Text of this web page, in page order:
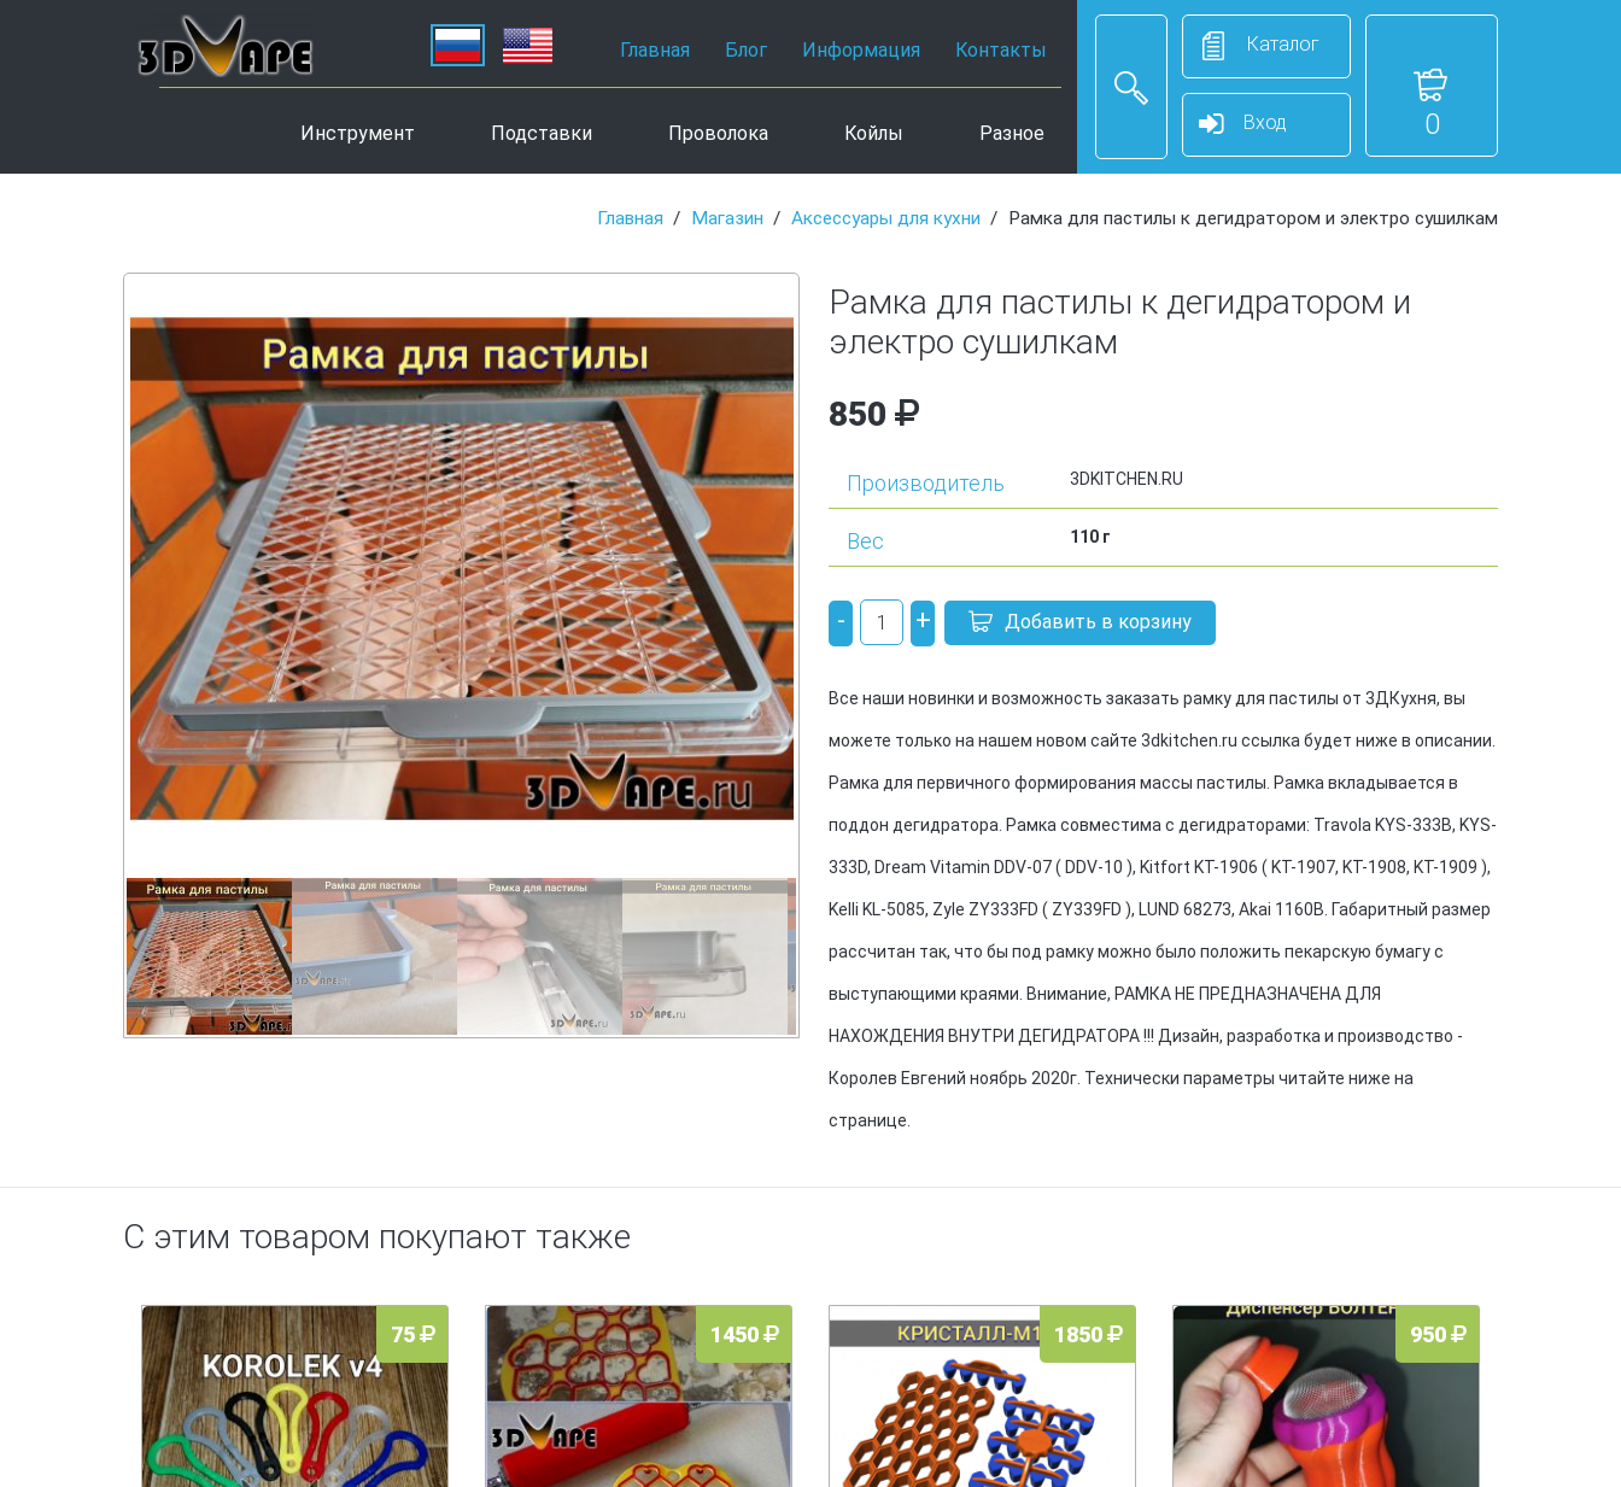
Главная Блог Информация Контакты
Инструмент Подставки Проволока Койлы Разное
Каталог
Вход 0
Главная Магазин Аксессуары для кухни Рамка для пастилы к дегидратором и электро сушилкам
Рамка для пастилы к дегидратором и
электро сушилкам
850
Производитель 3DKITCHEN.RU
Вес 110 г
- + Добавить в корзину
Все наши новинки и возможность заказать рамку для пастилы от 3ДКухня, вы
можете только на нашем новом сайте 3dkitchen.ru ссылка будет ниже в описании.
Рамка для первичного формирования массы пастилы. Рамка вкладывается в
поддон дегидратора. Рамка совместима с дегидраторами: Travola KYS-333B, KYS-
333D, Dream Vitamin DDV-07 ( DDV-10 ), Kitfort KT-1906 ( KT-1907, KT-1908, KT-1909 ),
Kelli KL-5085, Zyle ZY333FD ( ZY339FD ), LUND 68273, Akai 1160В. Габаритный размер
рассчитан так, что бы под рамку можно было положить пекарскую бумагу с
выступающими краями. Внимание, РАМКА НЕ ПРЕДНАЗНАЧЕНА ДЛЯ
НАХОЖДЕНИЯ ВНУТРИ ДЕГИДРАТОРА !!! Дизайн, разработка и производство -
Королев Евгений ноябрь 2020г. Технически параметры читайте ниже на
странице.
С этим товаром покупают также
75 1450 1850 950